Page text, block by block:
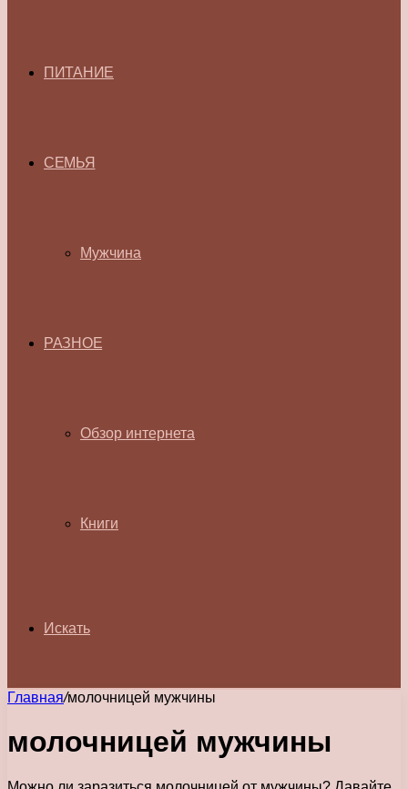
ПИТАНИЕ
СЕМЬЯ
Мужчина
РАЗНОЕ
Обзор интернета
Книги
Искать
Главная/молочницей мужчины
молочницей мужчины